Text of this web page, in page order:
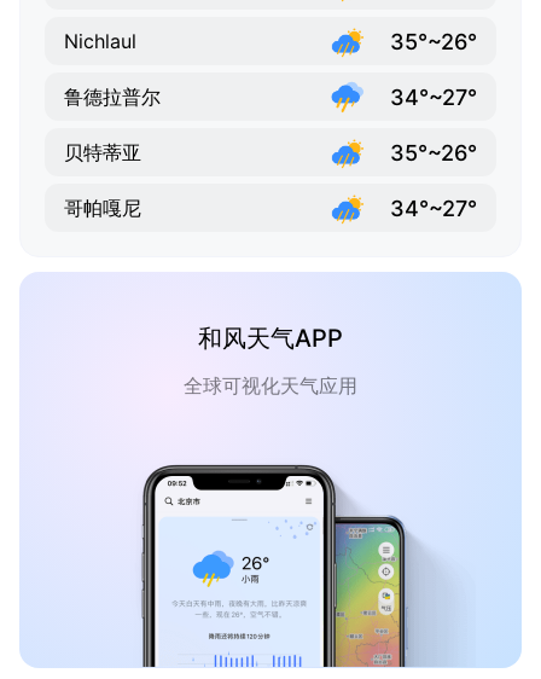
Nichlaul 35°~26°
鲁德拉普尔 34°~27°
贝特蒂亚 35°~26°
哥帕嘎尼 34°~27°
和风天气APP
全球可视化天气应用